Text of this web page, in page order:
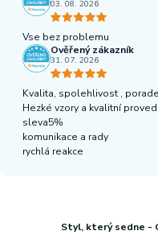
Styl, který sedne -
03. 08. 2026
Vse bez problemu
Ověřený zákazník
31. 07. 2026
Kvalita, spolehlivost ,
Hezké vzory a kvalitní
sleva5%
komunikace a rady
rychlá reakce